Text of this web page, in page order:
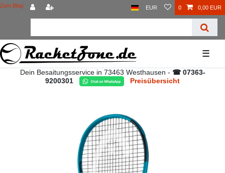
Zum Blog EUR 0 0,00 EUR
☰
Dein Besaitungsservice in 73463 Westhausen - ☎ 07363-
9200301
Preisübersicht